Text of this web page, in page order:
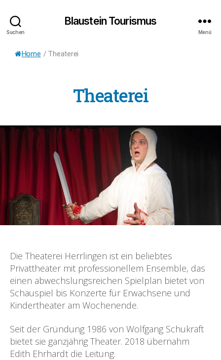
Suchen
Blaustein Tourismus
Menü
Home / Theaterei
Theaterei
Die Theaterei Herrlingen ist ein beliebtes
Privattheater mit professionellem Ensemble, das
einen abwechslungsreichen Spielplan bietet von
Schauspiel bis Konzerte für Erwachsene und
Kindertheater am Wochenende.
Seit der Gründung 1986 von Wolfgang Schukraft
bietet sie ganzjährig Theater. 2018 übernahm
Edith Ehrhardt die Leitung.